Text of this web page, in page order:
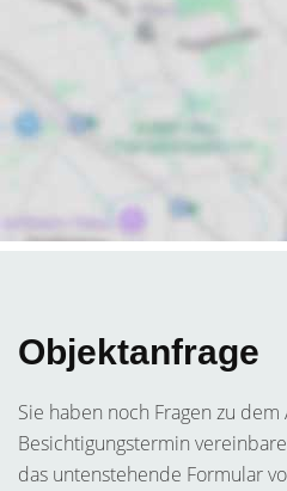
Objektanfrage
Sie haben noch Fragen zu
Besichtigungstermin
das untenstehende Formular